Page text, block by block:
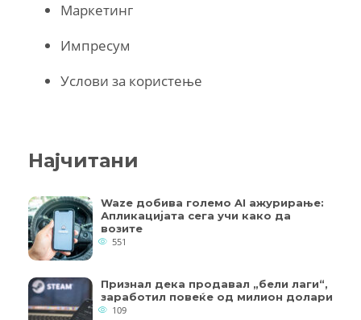
Маркетинг
Импресум
Услови за користење
Најчитани
Waze добива големо AI ажурирање:
Апликацијата сега учи како да
возите
551
Признал дека продавал „бели лаги“,
заработил повеќе од милион долари
109